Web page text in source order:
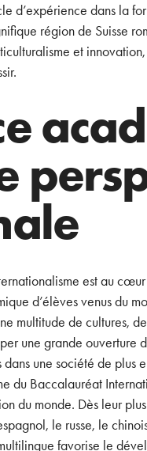
d’expérience dans la
région de Suisse
et
est au
d’élèves venus du
multitude de cultures,
une grande ouverture
dans une société de
du Baccalauréat
du monde. Dès leur
le russe, le
favorise le